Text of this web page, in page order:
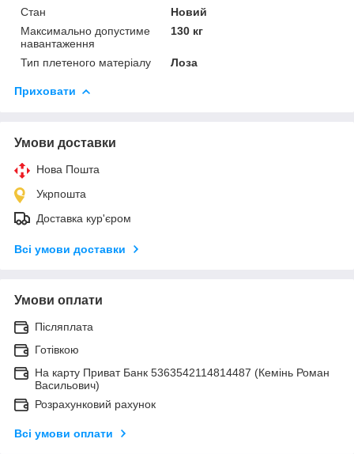
Стан
Новий
Максимально допустиме
навантаження
130 кг
Тип плетеного матеріалу Лоза
Приховати
Умови доставки
Нова Пошта
Укрпошта
Доставка кур'єром
Всі умови доставки
Умови оплати
Післяплата
Готівкою
На карту Приват Банк 5363542114814487 (Кемінь Роман
Васильович)
Розрахунковий рахунок
Всі умови оплати